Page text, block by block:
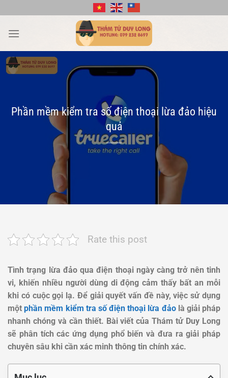
qua
nội
Phần mềm kiểm tra số điện thoại lừa đảo hiệu
quả
Rate this post
Tình trạng lừa đảo qua điện thoại ngày càng trở nên tinh
vi, khiến nhiều người dùng di động cảm thấy bất an mỗi
khi có cuộc gọi lạ. Để giải quyết vấn đề này, việc sử dụng
mộtphần mềm kiểm tra số điện thoại lừa đảolà giải pháp
nhanh chóng và cần thiết. Bài viết của Thám tử Duy Long
sẽ phân tích các ứng dụng phổ biến và đưa ra giải pháp
chuyên sâu khi cần xác minh thông tin chính xác.